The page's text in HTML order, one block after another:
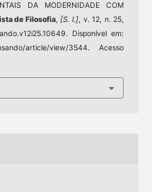
DA MODERNIDADE COM
de Filosofia, [S. l.], v. 12, n. 25,
Disponível em:
article/view/3544. Acesso